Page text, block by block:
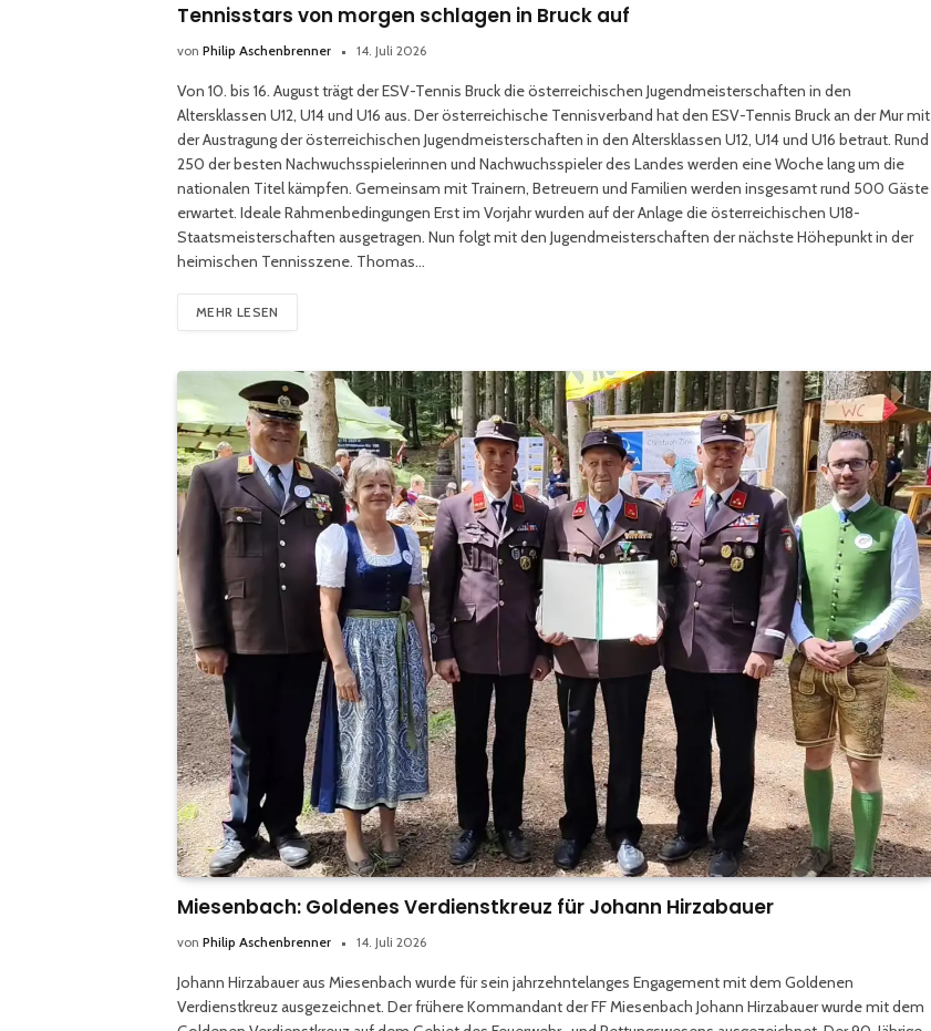
Tennisstars von morgen schlagen in Bruck auf
von Philip Aschenbrenner 14. Juli 2026
Von 10. bis 16. August trägt der ESV-Tennis Bruck die österreichischen Jugendmeisterschaften in den
Altersklassen U12, U14 und U16 aus. Der österreichische Tennisverband hat den ESV-Tennis Bruck an der Mur mit
der Austragung der österreichischen Jugendmeisterschaften in den Altersklassen U12, U14 und U16 betraut. Rund
250 der besten Nachwuchsspielerinnen und Nachwuchsspieler des Landes werden eine Woche lang um die
nationalen Titel kämpfen. Gemeinsam mit Trainern, Betreuern und Familien werden insgesamt rund 500 Gäste
erwartet. Ideale Rahmenbedingungen Erst im Vorjahr wurden auf der Anlage die österreichischen U18-
Staatsmeisterschaften ausgetragen. Nun folgt mit den Jugendmeisterschaften der nächste Höhepunkt in der
heimischen Tennisszene. Thomas…
MEHR LESEN
Miesenbach: Goldenes Verdienstkreuz für Johann Hirzabauer
von Philip Aschenbrenner 14. Juli 2026
Johann Hirzabauer aus Miesenbach wurde für sein jahrzehntelanges Engagement mit dem Goldenen
Verdienstkreuz ausgezeichnet. Der frühere Kommandant der FF Miesenbach Johann Hirzabauer wurde mit dem